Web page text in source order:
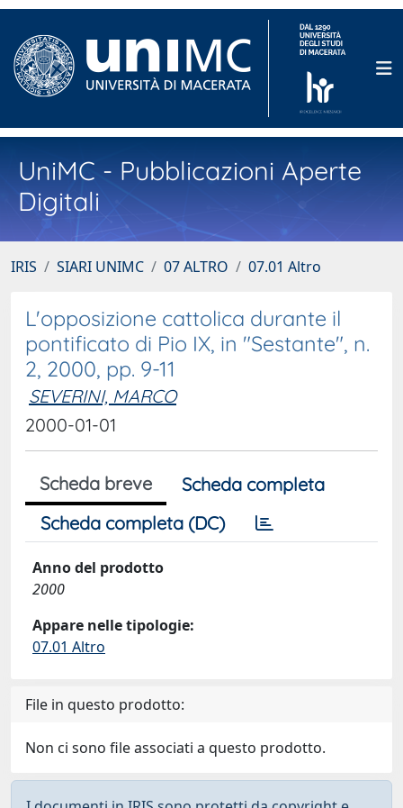
UniMC - Pubblicazioni Aperte
Digitali
IRIS SIARI UNIMC 07 ALTRO 07.01 Altro
L'opposizione cattolica durante il
pontificato di Pio IX, in "Sestante", n.
2, 2000, pp. 9-11
SEVERINI, MARCO
2000-01-01
Scheda breve
Scheda completa
Scheda completa (DC)
Anno del prodotto
2000
Appare nelle tipologie:
07.01 Altro
File in questo prodotto:
Non ci sono file associati a questo prodotto.